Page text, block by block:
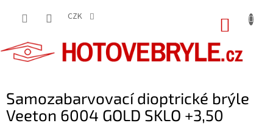
CZK
Samozabarvovací dioptrické brýle
Veeton 6004 GOLD SKLO +3,50